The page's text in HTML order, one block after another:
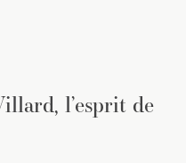
l’esprit de